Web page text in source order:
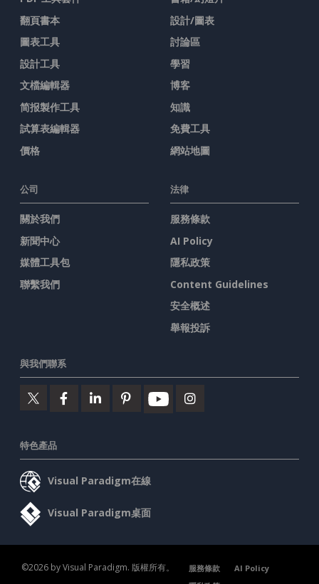
翻頁書本
圖表工具
設計工具
文檔編輯器
简报製作工具
試算表編輯器
價格
設計/圖表
討論區
學習
博客
知識
免費工具
網站地圖
公司
關於我們
新聞中心
媒體工具包
聯繫我們
法律
服務條款
AI Policy
隱私政策
Content Guidelines
安全概述
舉報投訴
與我們聯系
特色產品
Visual Paradigm在線
Visual Paradigm桌面
©2026 by Visual Paradigm. 版權所有。 服務條款
AI Policy